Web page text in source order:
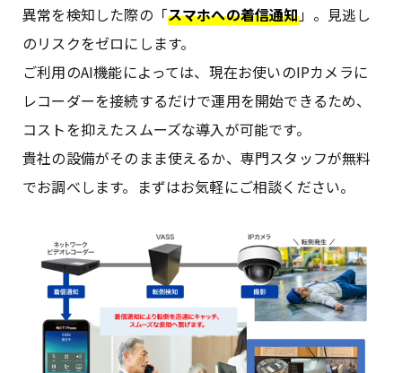
異常を検知した際の「スマホへの着信通知」。見逃し
のリスクをゼロにします。
ご利用のAI機能によっては、現在お使いのIPカメラに
レコーダーを接続するだけで運用を開始できるため、
コストを抑えたスムーズな導入が可能です。
貴社の設備がそのまま使えるか、専門スタッフが無料
でお調べします。まずはお気軽にご相談ください。